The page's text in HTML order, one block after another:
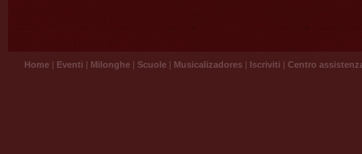
Home | Eventi | Milonghe | Scuole | Musicalizadores | Iscriviti | Centro